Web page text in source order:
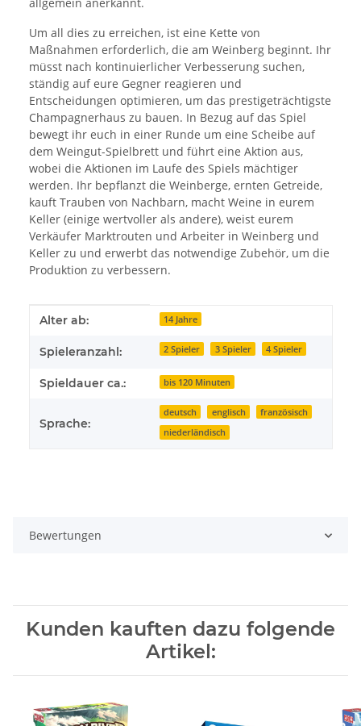
Um all dies zu erreichen, ist eine Kette von
Maßnahmen erforderlich, die am Weinberg beginnt. Ihr
müsst nach kontinuierlicher Verbesserung suchen,
ständig auf eure Gegner reagieren und
Entscheidungen optimieren, um das prestigeträchtigste
Champagnerhaus zu bauen. In Bezug auf das Spiel
bewegt ihr euch in einer Runde um eine Scheibe auf
dem Weingut-Spielbrett und führt eine Aktion aus,
wobei die Aktionen im Laufe des Spiels mächtiger
werden. Ihr bepflanzt die Weinberge, ernten Getreide,
kauft Trauben von Nachbarn, macht Weine in eurem
Keller (einige wertvoller als andere), weist eurem
Verkäufer Marktrouten und Arbeiter in Weinberg und
Keller zu und erwerbt das notwendige Zubehör, um die
Produktion zu verbessern.
Produkteigenschaft
Wert
Alter ab: 14 Jahre
Spieleranzahl: 2 Spieler 3 Spieler 4 Spieler
Spieldauer ca.: bis 120 Minuten
Sprache:
deutsch englisch
französisch
niederländisch
Bewertungen
Kunden kauften dazu folgende
Artikel: